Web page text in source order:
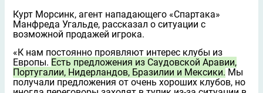
Курт Морсинк, агент нападающего «Спартака»
Манфреда Угальде, рассказал о ситуации с
возможной продажей игрока.
«К нам постоянно проявляют интерес клубы из
Европы. Есть предложения из Саудовской Аравии,
Португалии, Нидерландов, Бразилии и Мексики. Мы
получали предложения от очень хороших клубов, но